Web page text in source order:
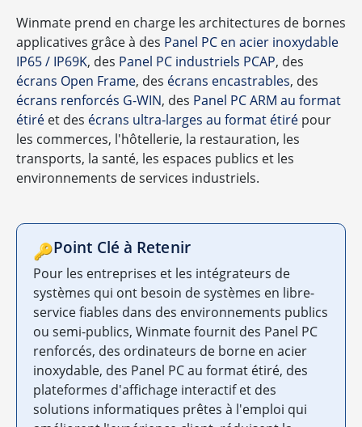
Winmate prend en charge les architectures de bornes
applicatives grâce à des Panel PC en acier inoxydable
IP65 / IP69K, des Panel PC industriels PCAP, des
écrans Open Frame, des écrans encastrables, des
écrans renforcés G-WIN, des Panel PC ARM au format
étiré et des écrans ultra-larges au format étiré pour
les commerces, l'hôtellerie, la restauration, les
transports, la santé, les espaces publics et les
environnements de services industriels.
🔑Point Clé à Retenir
Pour les entreprises et les intégrateurs de
systèmes qui ont besoin de systèmes en libre-
service fiables dans des environnements publics
ou semi-publics, Winmate fournit des Panel PC
renforcés, des ordinateurs de borne en acier
inoxydable, des Panel PC au format étiré, des
plateformes d'affichage interactif et des
solutions informatiques prêtes à l'emploi qui